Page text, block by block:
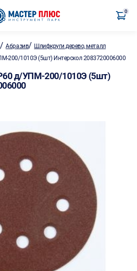
0
/Абразив/ Шлифкруги дерево, металл
200/1010Э (5шт) Интерскол 2083720006000
д/УПМ-200/1010Э (5шт)